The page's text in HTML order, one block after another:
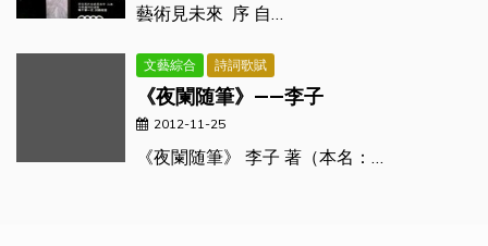
藝術見未來 序 自…
文藝綜合 詩詞歌賦
《夜闌随筆》——李子
2012-11-25
《夜闌随筆》 李子 著（本名：…